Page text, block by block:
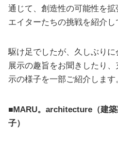
通じて、創造性の可能性を
エイターたちの挑戦を紹介し
駆け足でしたが、久しぶりに
展示の趣旨をお聞きしたり
示の様子を一部ご紹介します
■MARU。architecture（建
子）